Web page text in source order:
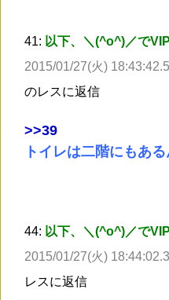
41: 以下、＼(^o^)／で
2015/01/27(火)
のレスに返信
>>39
トイレは二階にもあ
44: 以下、＼(^o^)／で
2015/01/27(火)
レスに返信